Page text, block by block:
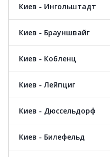
Киев - Ингольштадт
Киев - Брауншвайг
Киев - Кобленц
Киев - Лейпциг
Киев - Дюссельдорф
Киев - Билефельд